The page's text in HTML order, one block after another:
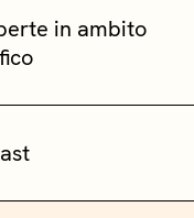
in ambito